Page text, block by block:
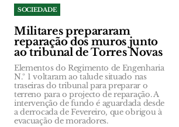
SOCIEDADE
Militares prepararam
reparação dos muros junto
ao tribunal de Torres Novas
Elementos do Regimento de Engenharia
N.º 1 voltaram ao talude situado nas
traseiras do tribunal para preparar o
terreno para o projecto de reparação. A
intervenção de fundo é aguardada desde
a derrocada de Fevereiro, que obrigou à
evacuação de moradores.